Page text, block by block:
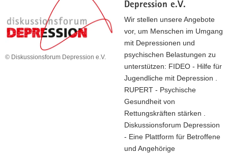
Depression e.V.
© Diskussionsforum Depression e.V.
Wir stellen unsere Angebote
vor, um Menschen im Umgang
mit Depressionen und
psychischen Belastungen zu
unterstützen: FIDEO - Hilfe für
Jugendliche mit Depression .
RUPERT - Psychische
Gesundheit von
Rettungskräften stärken .
Diskussionsforum Depression
- Eine Plattform für Betroffene
und Angehörige